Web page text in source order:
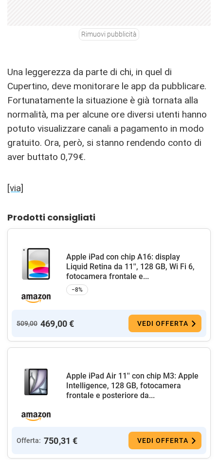
Rimuovi pubblicità
Una leggerezza da parte di chi, in quel di
Cupertino, deve monitorare le app da pubblicare.
Fortunatamente la situazione è già tornata alla
normalità, ma per alcune ore diversi utenti hanno
potuto visualizzare canali a pagamento in modo
gratuito. Ora, però, si stanno rendendo conto di
aver buttato 0,79€.
[via]
Prodotti consigliati
Apple iPad con chip A16: display
Liquid Retina da 11'', 128 GB, Wi Fi 6,
fotocamera frontale e...
−8%
509,00 469,00 € VEDI OFFERTA
Apple iPad Air 11'' con chip M3: Apple
Intelligence, 128 GB, fotocamera
frontale e posteriore da...
Offerta: 750,31 € VEDI OFFERTA